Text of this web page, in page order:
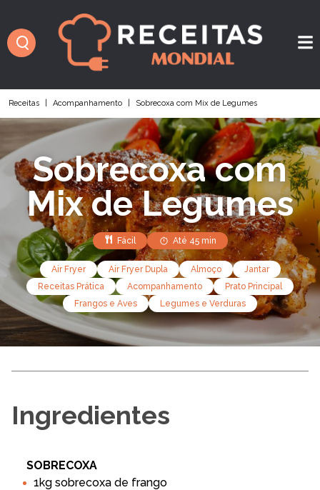
Receitas Acompanhamento Sobrecoxa com Mix de Legumes
Sobrecoxa com
Mix de Legumes
Fácil Até 45 min
Air Fryer Air Fryer Dupla Almoço
Jantar
Receitas Prática
Acompanhamento
Prato Principal
Frangos e Aves
Legumes e Verduras
Ingredientes
SOBRECOXA
1kg sobrecoxa de frango